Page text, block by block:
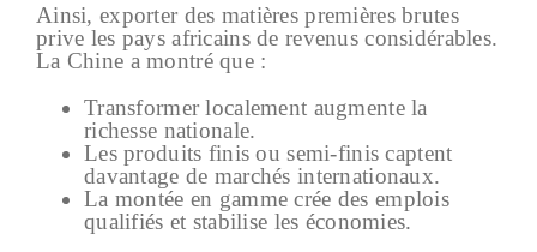
Ainsi, exporter des matières premières brutes
prive les pays africains de revenus considérables.
La Chine a montré que :
Transformer localement augmente la
richesse nationale.
Les produits finis ou semi-finis captent
davantage de marchés internationaux.
La montée en gamme crée des emplois
qualifiés et stabilise les économies.